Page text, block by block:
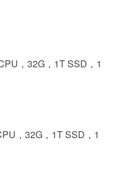
，32G，1T SSD，1
，32G，1T SSD，1